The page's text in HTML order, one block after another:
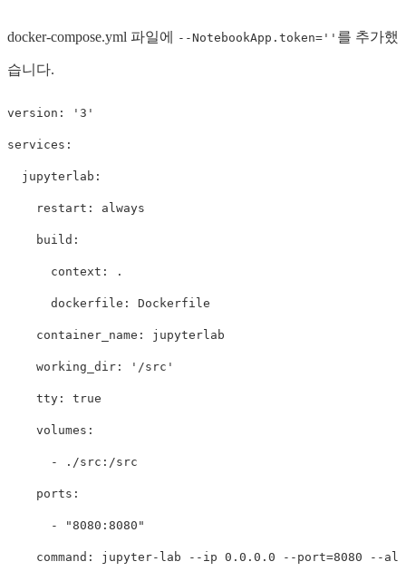
docker-compose.yml 파일에 --NotebookApp.token='' 를 추가했
습니다.
version : ' 3'
services :
jupyterlab :
restart : always
build :
context : .
dockerfile : Dockerfile
container_name : jupyterlab
working_dir : ' /src'
tty : true
volumes :
- ./src:/src
ports :
- "8080:8080"
command : jupyter-lab --ip 0.0.0.0 --port=8080 --